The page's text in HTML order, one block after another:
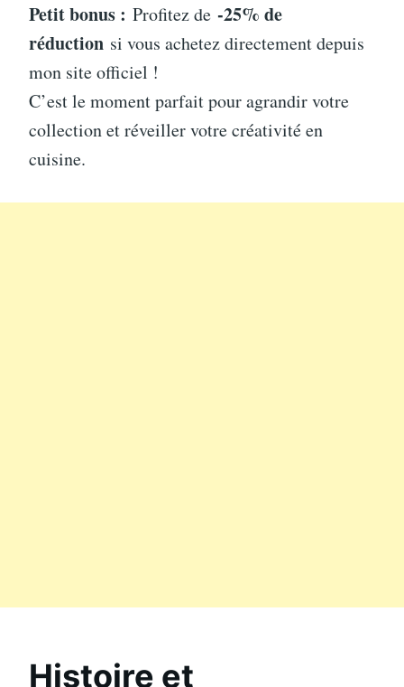
Petit bonus : Profitez de -25% de
réduction si vous achetez directement depuis
mon site officiel !
C’est le moment parfait pour agrandir votre
collection et réveiller votre créativité en
cuisine.
Histoire et